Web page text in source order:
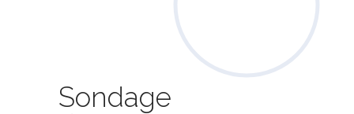
Sondage